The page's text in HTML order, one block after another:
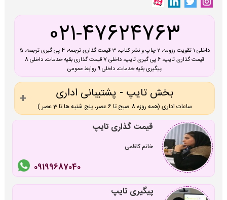
021-47624763
داخلی 1 تقویت رزومه، 2 چاپ و نشر کتاب، 3 قیمت گذاری ترجمه، 4 پی گیری ترجمه، 5
قیمت گذاری تایپ، 6 پی گیری تایپ، داخلی 7 قیمت گذاری بقیه خدمات، داخلی 8
پیگیری بقیه خدمات، داخلی 9 روابط عمومی
بخش تایپ - پشتیبانی اداری
ساعات اداری (همه روزه 8 صبح تا 6 عصر، پنج شنبه ها تا 3 عصر )
قیمت گذاری تایپ
خانم کاظمی
09199687040
پیگیری تایپ